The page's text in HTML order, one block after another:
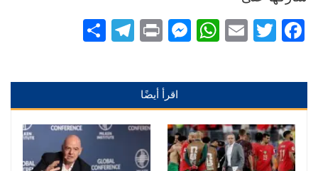
Facebook
Twitter
Email
WhatsApp
Messenger
Print
Telegram
اقرأ أيضًا